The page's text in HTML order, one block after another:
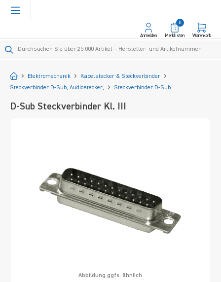
springen
Anmelden Merklisten
0
Warenkorb
Startseite
Elektromechanik
Kabelstecker & Steckverbinder
Steckverbinder D-Sub, Audiostecker,
Steckverbinder D-Sub
D-Sub Steckverbinder Kl. III
Abbildung ggfs. ähnlich